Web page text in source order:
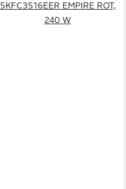
5KFC3516EER EMPIRE ROT,
240 W